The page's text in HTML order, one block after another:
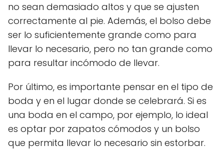
no sean demasiado altos y que se ajusten
correctamente al pie. Además, el bolso debe
ser lo suficientemente grande como para
llevar lo necesario, pero no tan grande como
para resultar incómodo de llevar.
Por último, es importante pensar en el tipo de
boda y en el lugar donde se celebrará. Si es
una boda en el campo, por ejemplo, lo ideal
es optar por zapatos cómodos y un bolso
que permita llevar lo necesario sin estorbar.